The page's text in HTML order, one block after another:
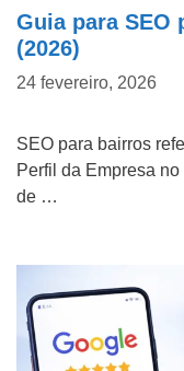
Guia para SEO
(2026)
24 fevereiro, 2026
SEO para bairros
Perfil da Empresa
de …
ó
s
Outros
D
t
a
e
d